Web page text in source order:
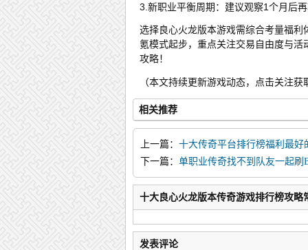
3.新职业平衡周期：建议观察1个月后
选择良心火龙版本游戏需综合考量福
氪模式起步，重点关注交易自由度与
攻略！
（本文持续更新游戏动态，点击关注
相关推荐
上一篇： 十大传奇平台排行榜福利最好
攻略解析
下一篇： 单职业传奇找不到队友一起刷
十大良心火龙版本传奇游戏排行榜攻
发表评论